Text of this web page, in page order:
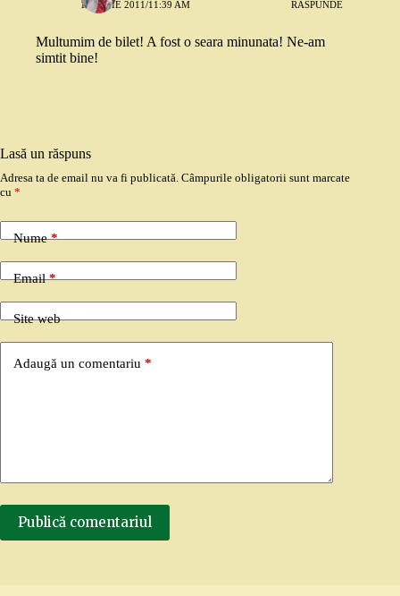
11 IUNIE 2011/11:39 AM RĂSPUNDE
Multumim de bilet! A fost o seara minunata! Ne-am
simtit bine!
Lasă un răspuns
Adresa ta de email nu va fi publicată. Câmpurile obligatorii sunt marcate
cu *
Nume*
Email*
Site web
Adaugă un comentariu *
Publică comentariul